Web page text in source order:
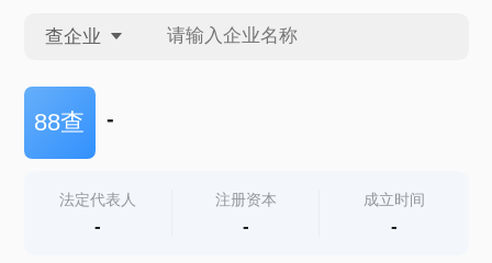
查企业
查企业
查产地
88查 -
法定代表人
-
注册资本
-
成立时间
-